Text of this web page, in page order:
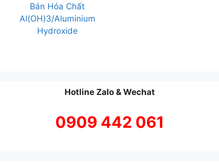
Bán Hóa Chất
Al(OH)3/Aluminium
Hydroxide
Hotline Zalo & Wechat
0909 442 061